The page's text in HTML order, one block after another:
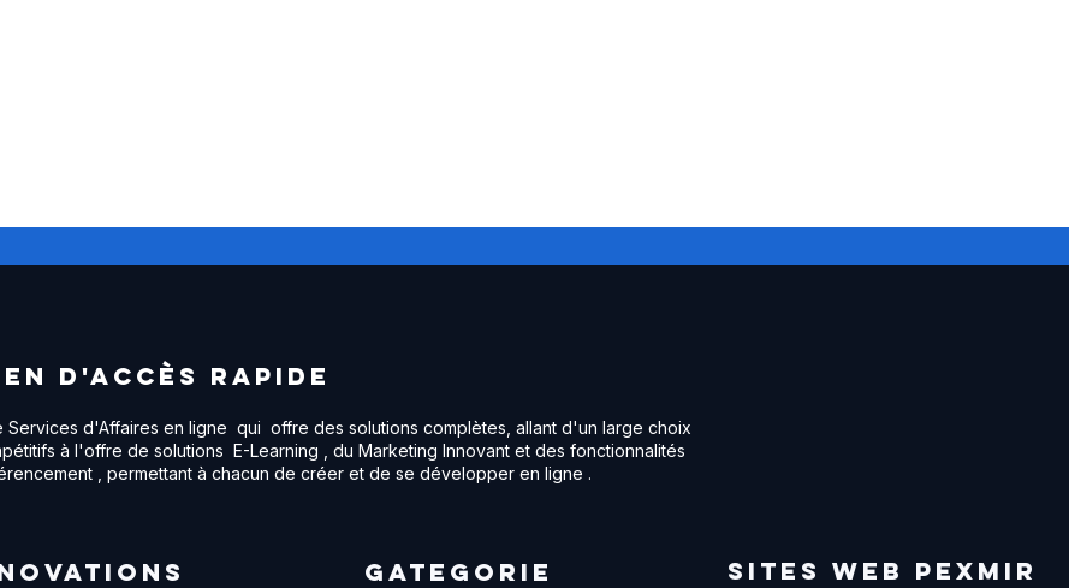
d'accès RAPIDE
Services d'Affaires en ligne qui offre des solutions complètes, allant d'un large choix
à l'offre de solutions E-Learning , du Marketing Innovant et des fonctionnalités
, permettant à chacun de créer et de se développer en ligne .
GATEGORIE sites web PEXMIR